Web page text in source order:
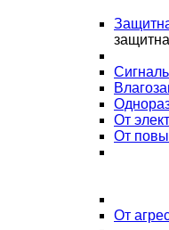
От
От
От